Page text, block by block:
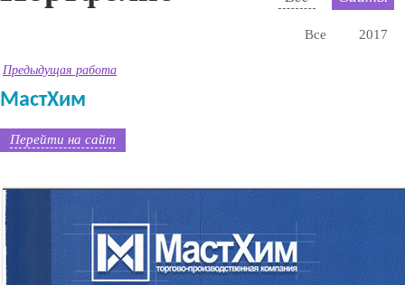
Все 2017
Предыдущая работа
МастХим
Перейти на сайт